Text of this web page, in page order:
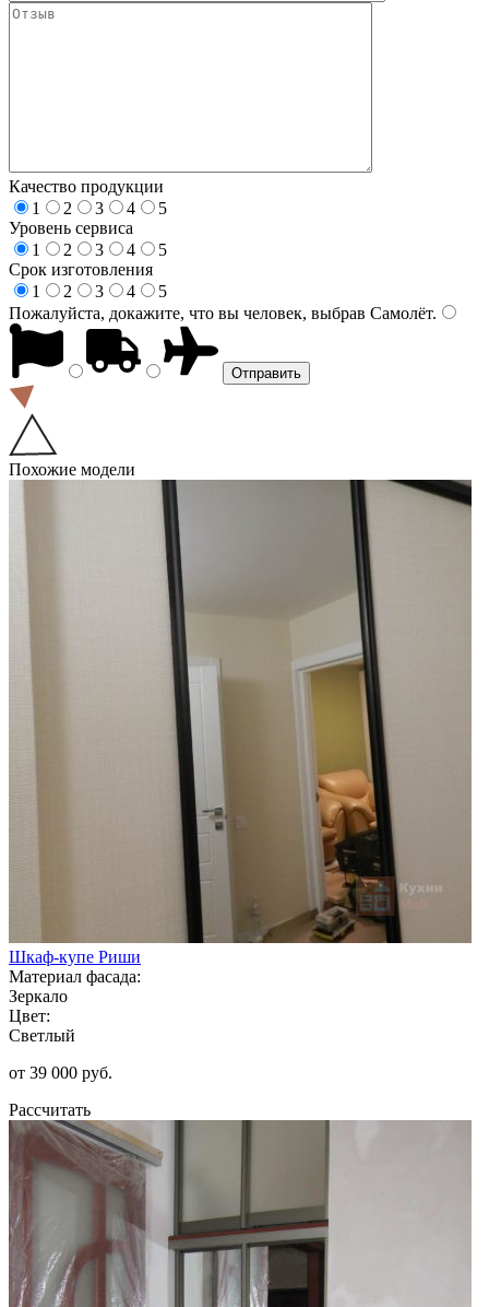
Качество продукции
1
2 3 4
5
Уровень сервиса
1
2 3 4
5
Срок изготовления
1
2 3 4
5
Пожалуйста, докажите, что вы человек, выбрав Самолёт.
Похожие модели
Шкаф-купе Риши
Материал фасада:
Зеркало
Цвет:
Светлый
от 39 000 руб.
Рассчитать